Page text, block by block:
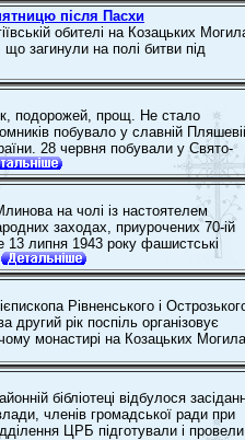
після Пасхи
обителі на Козацьких
загинули на полі битви під
подорожей, прощ. Не стало
побувало у славній
28 червня побували у Свято-
на чолі із настоятелем
заходах, приурочених 70-ій
13 липня 1943 року фашистські
Рівненського і
рік поспіль організовує
монастирі на Козацьких
бібліотеці відбулося
членів громадської ради при
ЦРБ підготували і провели